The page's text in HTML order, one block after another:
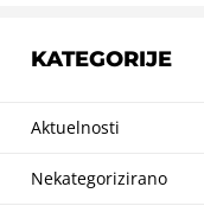
KATEGORIJE
Aktuelnosti
Nekategorizirano